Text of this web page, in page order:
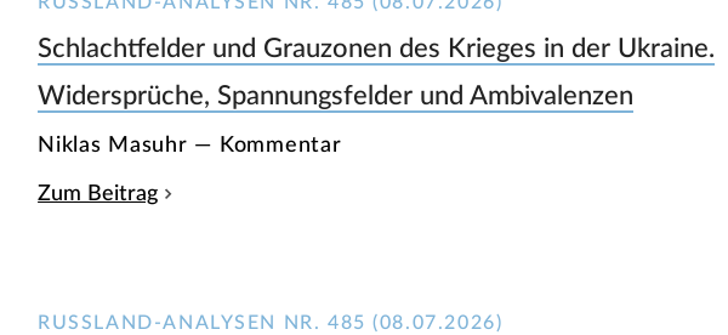
Schlachtfelder und Grauzonen des Krieges in der Ukraine.
Widersprüche, Spannungsfelder und Ambivalenzen
Niklas Masuhr — Kommentar
Zum Beitrag
RUSSLAND-ANALYSEN NR. 485 (08.07.2026)